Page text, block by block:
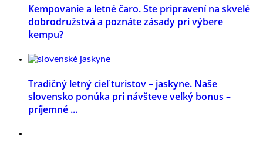
Kempovanie a letné čaro. Ste pripravení na skvelé
dobrodružstvá a poznáte zásady pri výbere
kempu?
Tradičný letný cieľ turistov – jaskyne. Naše
slovensko ponúka pri návšteve veľký bonus –
príjemné ...